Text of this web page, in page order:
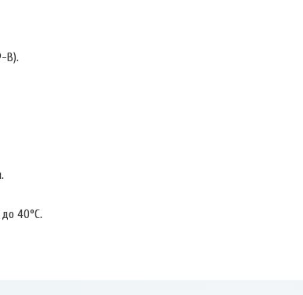
B).
40°С.